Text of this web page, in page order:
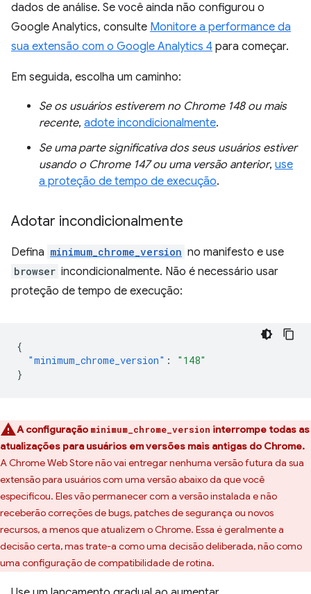
dados de análise. Se você ainda não configurou o
Google Analytics, consulte Monitore a performance da
sua extensão com o Google Analytics 4 para começar.
Em seguida, escolha um caminho:
Se os usuários estiverem no Chrome 148 ou mais
recente, adote incondicionalmente.
Se uma parte significativa dos seus usuários estiver
usando o Chrome 147 ou uma versão anterior, use
a proteção de tempo de execução.
Adotar incondicionalmente
Defina minimum_chrome_version no manifesto e use
browser incondicionalmente. Não é necessário usar
proteção de tempo de execução:
{
"minimum_chrome_version" :
"148"
}
A configuração minimum_chrome_version interrompe todas as
atualizações para usuários em versões mais antigas do Chrome.
A Chrome Web Store não vai entregar nenhuma versão futura da sua
extensão para usuários com uma versão abaixo da que você
especificou. Eles vão permanecer com a versão instalada e não
receberão correções de bugs, patches de segurança ou novos
recursos, a menos que atualizem o Chrome. Essa é geralmente a
decisão certa, mas trate-a como uma decisão deliberada, não como
uma configuração de compatibilidade de rotina.